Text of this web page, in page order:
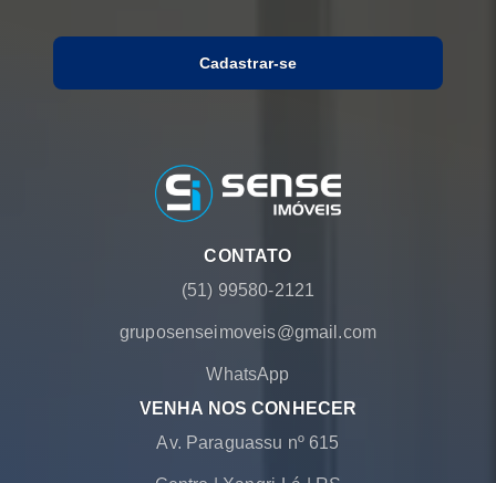
Cadastrar-se
CONTATO
(51) 99580-2121
gruposenseimoveis@gmail.com
WhatsApp
VENHA NOS CONHECER
Av. Paraguassu nº 615